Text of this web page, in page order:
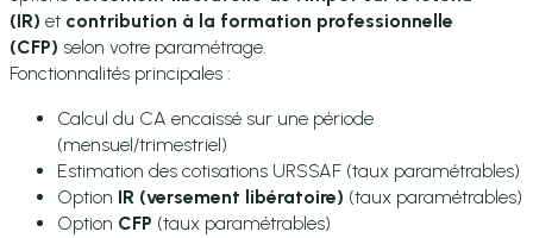
(IR) et contribution à la formation professionnelle
(CFP) selon votre paramétrage.
Fonctionnalités principales :
Calcul du CA encaissé sur une période
(mensuel/trimestriel)
Estimation des cotisations URSSAF (taux paramétrables)
Option IR (versement libératoire) (taux paramétrables)
Option CFP (taux paramétrables)